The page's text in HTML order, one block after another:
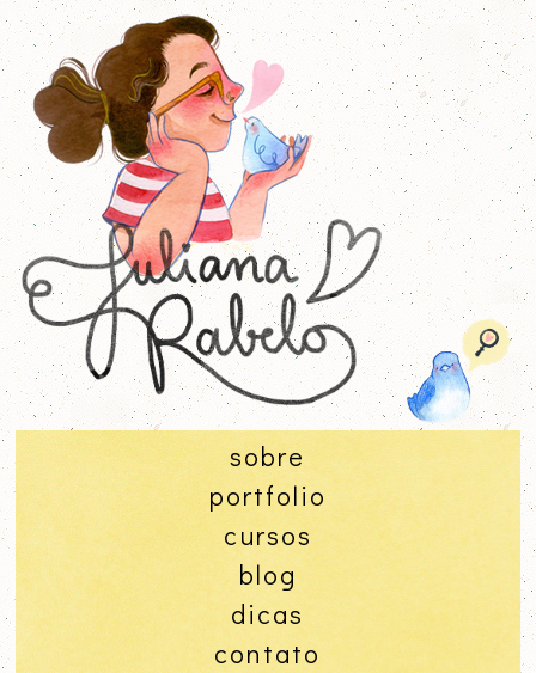
sobre
portfolio
cursos
blog
dicas
contato